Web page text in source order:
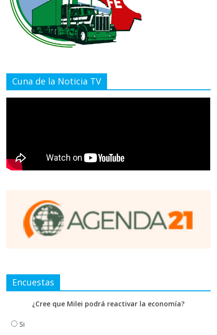
Cuna de la Noticia TV
Encuestas
¿Cree que Milei podrá reactivar la economía?
Si